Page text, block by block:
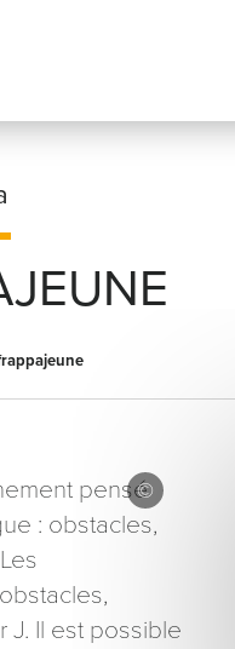
pensé
: obstacles,
J. Il est possible
*